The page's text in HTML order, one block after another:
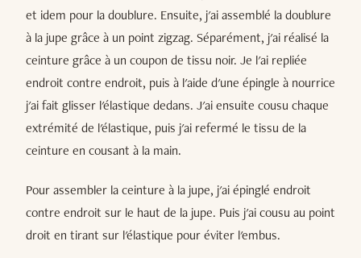
et idem pour la doublure. Ensuite, j'ai assemblé la doublure
à la jupe grâce à un point zigzag. Séparément, j'ai réalisé la
ceinture grâce à un coupon de tissu noir. Je l'ai repliée
endroit contre endroit, puis à l'aide d'une épingle à nourrice
j'ai fait glisser l'élastique dedans. J'ai ensuite cousu chaque
extrémité de l'élastique, puis j'ai refermé le tissu de la
ceinture en cousant à la main.
Pour assembler la ceinture à la jupe, j'ai épinglé endroit
contre endroit sur le haut de la jupe. Puis j'ai cousu au point
droit en tirant sur l'élastique pour éviter l'embus.